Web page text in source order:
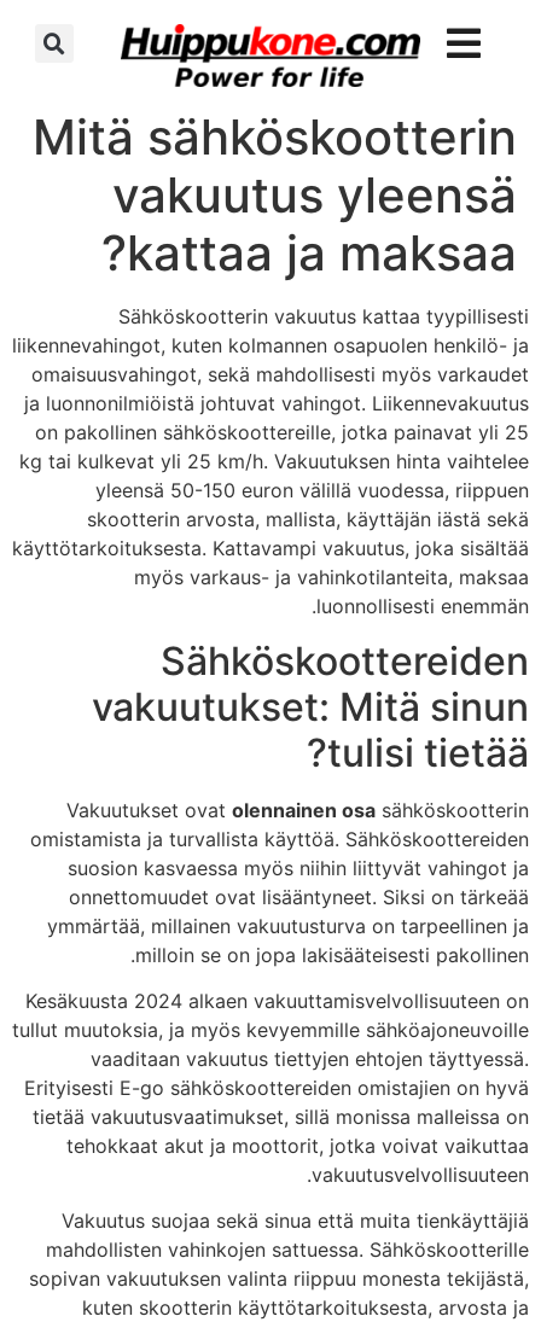
Mitä sähköskootterin
vakuutus yleensä
kattaa ja maksaa?
Sähköskootterin vakuutus kattaa tyypillisesti
liikennevahingot, kuten kolmannen osapuolen henkilö- ja
omaisuusvahingot, sekä mahdollisesti myös varkaudet
ja luonnonilmiöistä johtuvat vahingot. Liikennevakuutus
on pakollinen sähköskoottereille, jotka painavat yli 25
kg tai kulkevat yli 25 km/h. Vakuutuksen hinta vaihtelee
yleensä 50-150 euron välillä vuodessa, riippuen
skootterin arvosta, mallista, käyttäjän iästä sekä
käyttötarkoituksesta. Kattavampi vakuutus, joka sisältää
myös varkaus- ja vahinkotilanteita, maksaa
luonnollisesti enemmän.
Sähköskoottereiden
vakuutukset: Mitä sinun
tulisi tietää?
Vakuutukset ovat olennainen osa sähköskootterin
omistamista ja turvallista käyttöä. Sähköskoottereiden
suosion kasvaessa myös niihin liittyvät vahingot ja
onnettomuudet ovat lisääntyneet. Siksi on tärkeää
ymmärtää, millainen vakuutusturva on tarpeellinen ja
milloin se on jopa lakisääteisesti pakollinen.
Kesäkuusta 2024 alkaen vakuuttamisvelvollisuuteen on
tullut muutoksia, ja myös kevyemmille sähköajoneuvoille
vaaditaan vakuutus tiettyjen ehtojen täyttyessä.
Erityisesti E-go sähköskoottereiden omistajien on hyvä
tietää vakuutusvaatimukset, sillä monissa malleissa on
tehokkaat akut ja moottorit, jotka voivat vaikuttaa
vakuutusvelvollisuuteen.
Vakuutus suojaa sekä sinua että muita tienkäyttäjiä
mahdollisten vahinkojen sattuessa. Sähköskootterille
sopivan vakuutuksen valinta riippuu monesta tekijästä,
kuten skootterin käyttötarkoituksesta, arvosta ja